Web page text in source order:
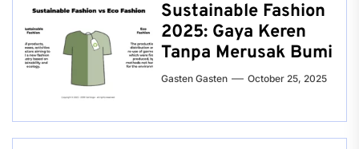
Sustainable Fashion
2025: Gaya Keren
Tanpa Merusak Bumi
Gasten Gasten October 25, 2025